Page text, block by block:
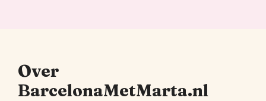
Over
BarcelonaMetMarta.nl